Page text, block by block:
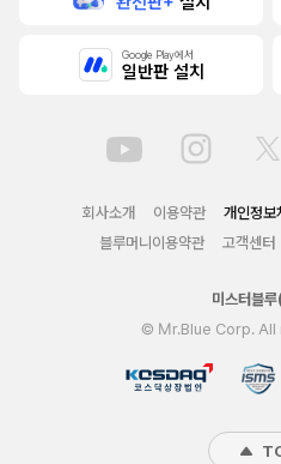
Google Play에서
일반판 설치
회사소개 이용약관 개인정보
블루머니이용약관
고객센터
미스터블
© Mr.Blue Corp.